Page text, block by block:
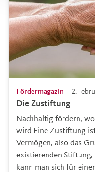
Die Zustiftung
2.
Fördermagazin
Nachhaltig fördern,
wird Eine Zustiftung
Vermögen, also das
existierenden
kann man sich für